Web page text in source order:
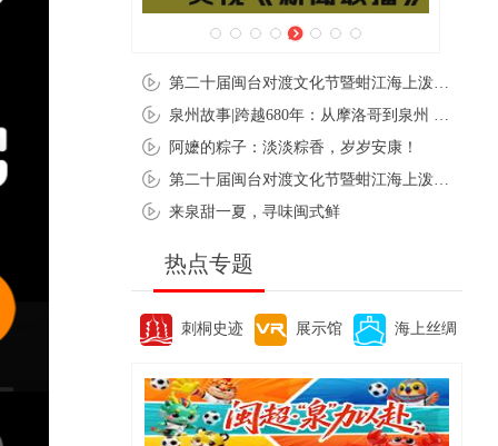
阿嬷的粽子：淡淡粽香，岁岁安康！
来泉甜一夏，寻味闽式鲜
热点专题
刺桐史迹 展示馆 海上丝绸